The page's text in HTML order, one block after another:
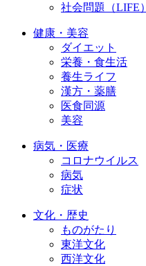
社会問題（LIFE）
健康・美容
ダイエット
栄養・食生活
養生ライフ
漢方・薬膳
医食同源
美容
病気・医療
コロナウイルス
病気
症状
文化・歴史
ものがたり
東洋文化
西洋文化